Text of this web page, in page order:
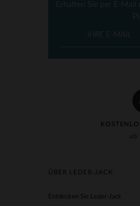
Erhalten Sie per E-
ÜBER LEDER-JACK
Entdecken Sie Leder-Jack